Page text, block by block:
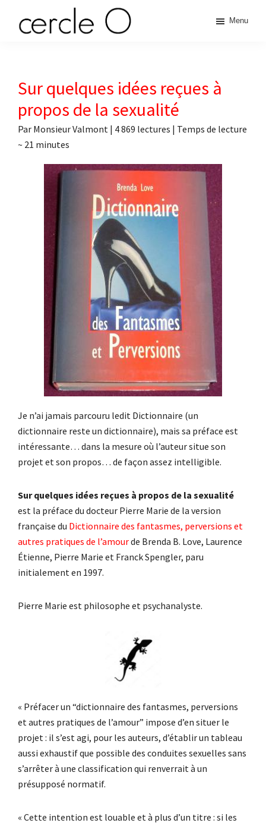
principale
O
érotique
Menu
Sur quelques idées reçues à
propos de la sexualité
Par Monsieur Valmont | 4 869 lectures | Temps de lecture
~ 21 minutes
Je n’ai jamais parcouru ledit Dictionnaire (un
dictionnaire reste un dictionnaire), mais sa préface est
intéressante… dans la mesure où l’auteur situe son
projet et son propos… de façon assez intelligible.
Sur quelques idées reçues à propos de la sexualité
est la préface du docteur Pierre Marie de la version
française du Dictionnaire des fantasmes, perversions et
autres pratiques de l’amourde Brenda B. Love, Laurence
Étienne, Pierre Marie et Franck Spengler, paru
initialement en 1997.
Pierre Marie est philosophe et psychanalyste.
« Préfacer un “dictionnaire des fantasmes, perversions
et autres pratiques de l’amour” impose d’en situer le
projet : il s’est agi, pour les auteurs, d’établir un tableau
aussi exhaustif que possible des conduites sexuelles sans
s’arrêter à une classification qui renverrait à un
présupposé normatif.
« Cette intention est louable et à plus d’un titre : si les